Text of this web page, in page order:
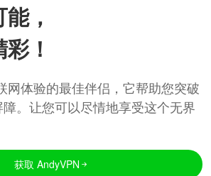
，
！
网体验的最佳伴侣，它帮助您突破
。让您可以尽情地享受这个无界
获取 AndyVPN